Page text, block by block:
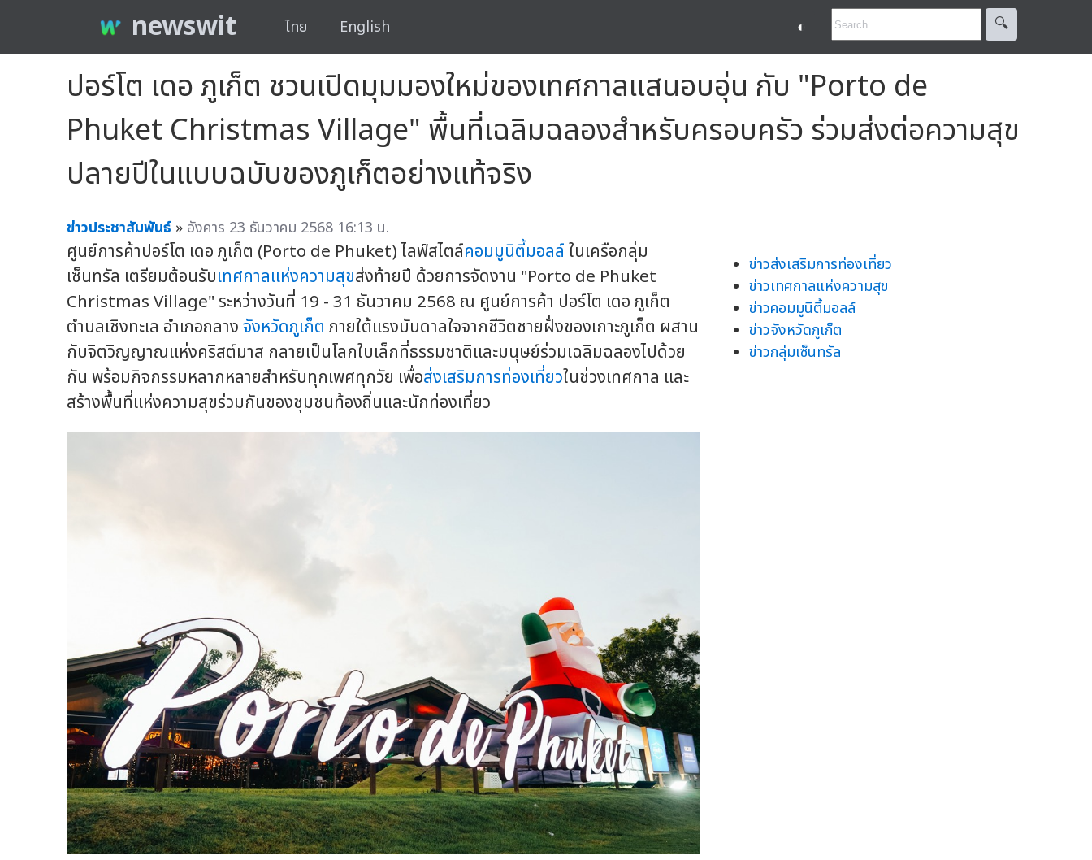
newswit ไทย English ◐ 🔍︎
ปอร์โต เดอ ภูเก็ต ชวนเปิดมุมมองใหม่ของเทศกาลแสนอบอุ่น กับ "Porto de
Phuket Christmas Village" พื้นที่เฉลิมฉลองสำหรับครอบครัว ร่วมส่งต่อความสุข
ปลายปีในแบบฉบับของภูเก็ตอย่างแท้จริง
ข่าวประชาสัมพันธ์ » อังคาร 23 ธันวาคม 2568 16:13 น.
ศูนย์การค้าปอร์โต เดอ ภูเก็ต (Porto de Phuket) ไลฟ์สไตล์คอมมูนิตี้มอลล์ในเครือกลุ่ม
เซ็นทรัล เตรียมต้อนรับเทศกาลแห่งความสุขส่งท้ายปี ด้วยการจัดงาน "Porto de Phuket
Christmas Village" ระหว่างวันที่ 19 - 31 ธันวาคม 2568 ณ ศูนย์การค้า ปอร์โต เดอ ภูเก็ต
ตำบลเชิงทะเล อำเภอถลางจังหวัดภูเก็ต ภายใต้แรงบันดาลใจจากชีวิตชายฝั่งของเกาะภูเก็ต ผสาน
กับจิตวิญญาณแห่งคริสต์มาส กลายเป็นโลกใบเล็กที่ธรรมชาติและมนุษย์ร่วมเฉลิมฉลองไปด้วย
กัน พร้อมกิจกรรมหลากหลายสำหรับทุกเพศทุกวัย เพื่อส่งเสริมการท่องเที่ยวในช่วงเทศกาล และ
สร้างพื้นที่แห่งความสุขร่วมกันของชุมชนท้องถิ่นและนักท่องเที่ยว
ข่าวส่งเสริมการท่องเที่ยว
ข่าวเทศกาลแห่งความสุข
ข่าวคอมมูนิตี้มอลล์
ข่าวจังหวัดภูเก็ต
ข่าวกลุ่มเซ็นทรัล